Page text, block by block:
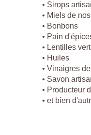
• Sirops
• Miels de
• Bonbons
• Pain
• Lentilles
• Huiles
• Vinaigres
• Savon
• Producteur
• et bien